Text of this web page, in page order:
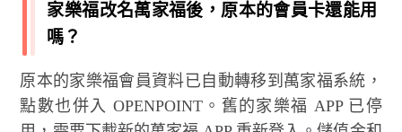
家樂福改名萬家福後，原本的會員卡還能用
嗎？
原本的家樂福會員資料已自動轉移到萬家福系統，
點數也併入 OPENPOINT。舊的家樂福 APP 已停